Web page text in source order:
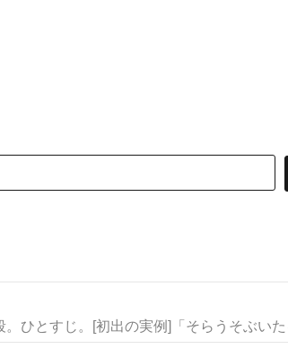
ひとすじ。[初出の実例]「そらうそぶいた